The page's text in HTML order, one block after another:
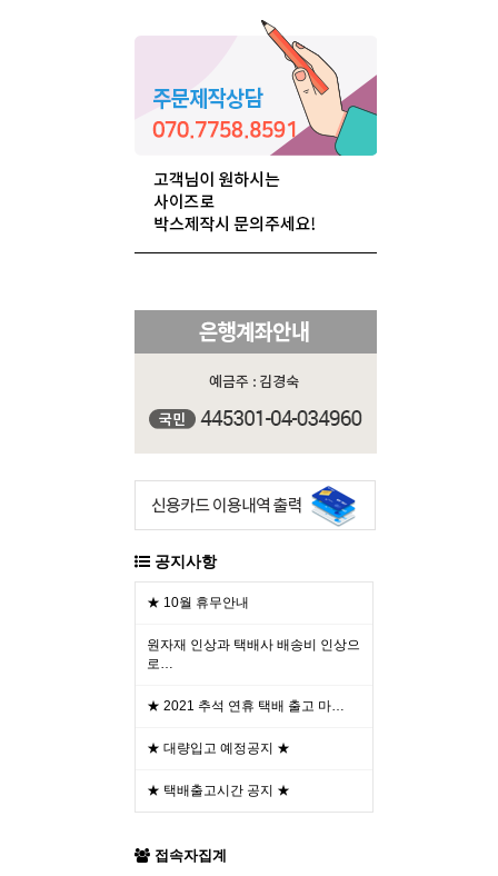
공지사항
★ 10월 휴무안내
원자재 인상과 택배사 배송비 인상으
로…
★ 2021 추석 연휴 택배 출고 마…
★ 대량입고 예정공지 ★
★ 택배출고시간 공지 ★
접속자집계